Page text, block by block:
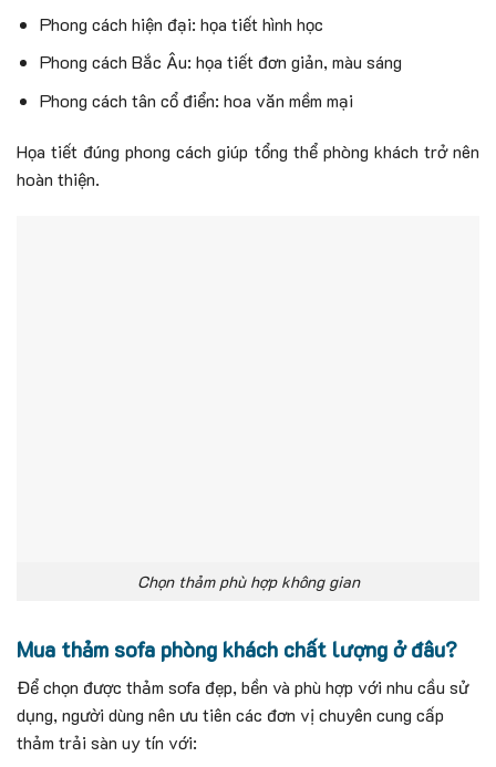
Phong cách hiện đại: họa tiết hình học
Phong cách Bắc Âu: họa tiết đơn giản, màu sáng
Phong cách tân cổ điển: hoa văn mềm mại
Họa tiết đúng phong cách giúp tổng thể phòng khách trở nên
hoàn thiện.
Chọn thảm phù hợp không gian
Mua thảm sofa phòng khách chất lượng ở đâu?
Để chọn được thảm sofa đẹp, bền và phù hợp với nhu cầu sử
dụng, người dùng nên ưu tiên các đơn vị chuyên cung cấp
thảm trải sàn uy tín với: